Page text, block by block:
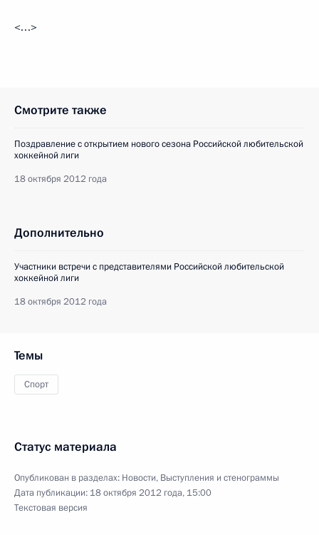
<…>
Смотрите также
Поздравление с открытием нового сезона Российской любительской
хоккейной лиги
18 октября 2012 года
Дополнительно
Участники встречи с представителями Российской любительской
хоккейной лиги
18 октября 2012 года
Темы
Спорт
Статус материала
Опубликован в разделах: Новости, Выступления и стенограммы
Дата публикации: 18 октября 2012 года, 15:00
Текстовая версия